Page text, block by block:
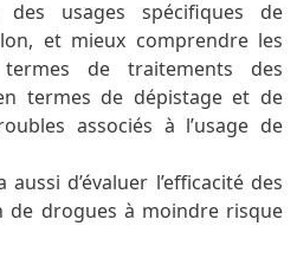
usages spécifiques de
et mieux comprendre les
de traitements des
termes de dépistage et de
associés à l’usage de
d’évaluer l’efficacité des
de drogues à moindre risque